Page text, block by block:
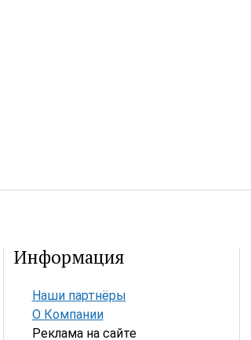
Информация
Наши партнёры
О Компании
Реклама на сайте